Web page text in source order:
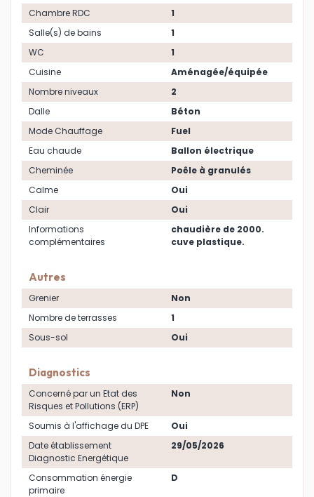
Chambre RDC
1
Salle(s) de bains
1
WC
1
Cuisine
Aménagée/équipée
Nombre niveaux
2
Dalle
Béton
Mode Chauffage
Fuel
Eau chaude
Ballon électrique
Cheminée
Poêle à granulés
Calme
Oui
Clair
Oui
Informations
complémentaires
chaudière de 2000.
cuve plastique.
Autres
Grenier
Non
Nombre de terrasses
1
Sous-sol
Oui
Diagnostics
Concerné par un Etat des
Risques et Pollutions (ERP)
Non
Soumis à l'affichage du DPE
Oui
Date établissement
Diagnostic Energétique
29/05/2026
Consommation énergie
primaire
D